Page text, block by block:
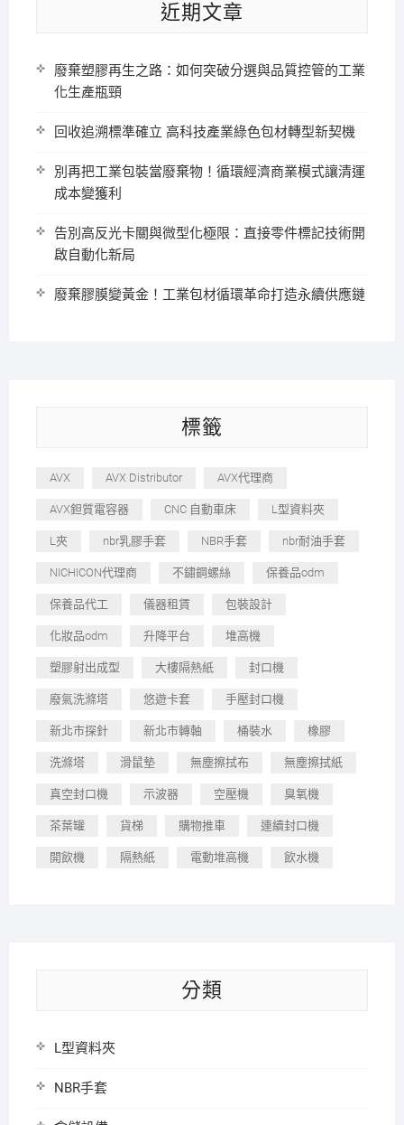
近期文章
廢棄塑膠再生之路：如何突破分選與品質控管的工業
化生產瓶頸
回收追溯標準確立 高科技產業綠色包材轉型新契機
別再把工業包裝當廢棄物！循環經濟商業模式讓清運
成本變獲利
告別高反光卡關與微型化極限：直接零件標記技術開
啟自動化新局
廢棄膠膜變黃金！工業包材循環革命打造永續供應鏈
標籤
AVX AVX Distributor AVX代理商
AVX鉭質電容器 CNC 自動車床 L型資料夾
L夾 nbr乳膠手套 NBR手套 nbr耐油手套
NICHICON代理商 不鏽鋼螺絲 保養品odm
保養品代工 儀器租賃 包裝設計
化妝品odm 升降平台 堆高機
塑膠射出成型 大樓隔熱紙 封口機
廢氣洗滌塔 悠遊卡套 手壓封口機
新北市探針 新北市轉軸 桶裝水 橡膠
洗滌塔 滑鼠墊 無塵擦拭布 無塵擦拭紙
真空封口機 示波器 空壓機 臭氧機
茶葉罐 貨梯 購物推車 連續封口機
開飲機 隔熱紙 電動堆高機 飲水機
分類
L型資料夾
NBR手套